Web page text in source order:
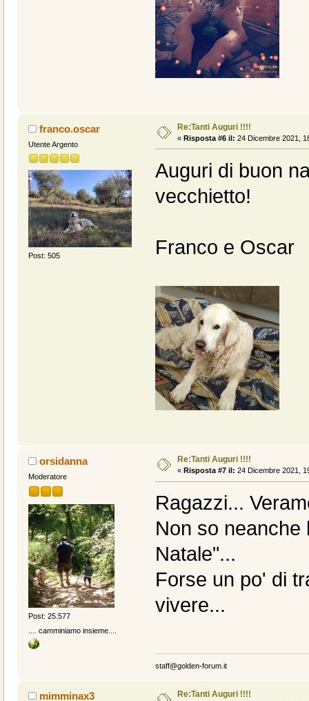
franco.oscar
Utente Argento
Post: 505
Re:Tanti Auguri !!!!
« Risposta #6 il: 24 Dicembre 2021,
Auguri di buon
vecchietto!
Franco e Oscar
orsidanna
Moderatore
Post: 25.577
.... camminiamo insieme....
Re:Tanti Auguri !!!!
« Risposta #7 il: 24 Dicembre 2021,
Ragazzi...
Non so neanche
Natale"...
Forse un po' di
vivere...
staff@golden-forum.it
mimminax3 Re:Tanti Auguri !!!!